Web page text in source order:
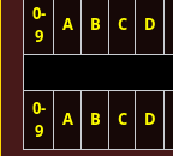
0-
9
A B C D
0-
9
A B C D